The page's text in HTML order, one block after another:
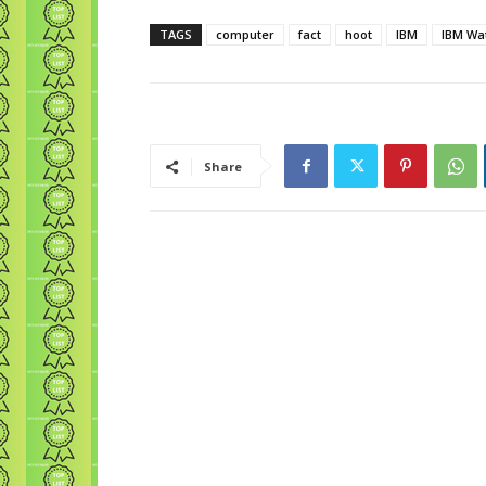
TAGS computer fact hoot IBM IBM
Share